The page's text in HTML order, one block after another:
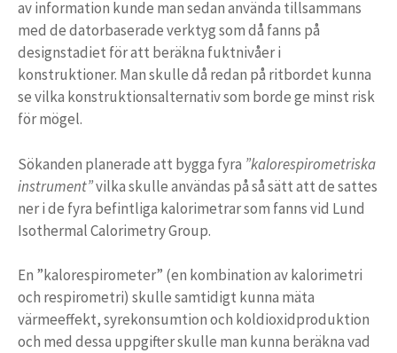
av information kunde man sedan använda tillsammans
med de datorbaserade verktyg som då fanns på
designstadiet för att beräkna fuktnivåer i
konstruktioner. Man skulle då redan på ritbordet kunna
se vilka konstruktionsalternativ som borde ge minst risk
för mögel.
Sökanden planerade att bygga fyra ”kalorespirometriska
instrument”vilka skulle användas på så sätt att de sattes
ner i de fyra befintliga kalorimetrar som fanns vid Lund
Isothermal Calorimetry Group.
En ”kalorespirometer” (en kombination av kalorimetri
och respirometri) skulle samtidigt kunna mäta
värmeeffekt, syrekonsumtion och koldioxidproduktion
och med dessa uppgifter skulle man kunna beräkna vad